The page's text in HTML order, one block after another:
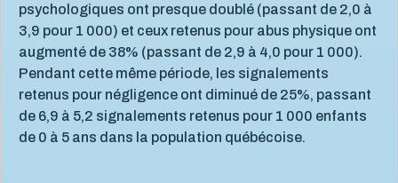
psychologiques ont presque doublé (passant de 2,0 à
3,9 pour 1 000) et ceux retenus pour abus physique ont
augmenté de 38% (passant de 2,9 à 4,0 pour 1 000).
Pendant cette même période, les signalements
retenus pour négligence ont diminué de 25%, passant
de 6,9 à 5,2 signalements retenus pour 1 000 enfants
de 0 à 5 ans dans la population québécoise.